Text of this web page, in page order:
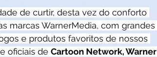
de curtir, desta vez do conforto
marcas WarnerMedia, com grandes
e produtos favoritos de nossos
oficiais de Cartoon Network, Warner